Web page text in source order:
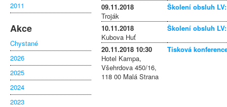
2011
Akce
Chystané
2026
2025
2024
2023
09.11.2018
Troják
Školení obsluh
10.11.2018
Kubova Huť
Školení obsluh LV:
20.11.2018 10:30
Hotel Kampa,
Všehrdova 450/16,
118 00 Malá Strana
Tisková